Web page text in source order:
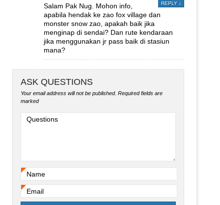
REPLY ↓
Salam Pak Nug. Mohon info,
apabila hendak ke zao fox village dan
monster snow zao, apakah baik jika
menginap di sendai? Dan rute kendaraan
jika menggunakan jr pass baik di stasiun
mana?
ASK QUESTIONS
Your email address will not be published. Required fields are
marked
Questions
Name
Email